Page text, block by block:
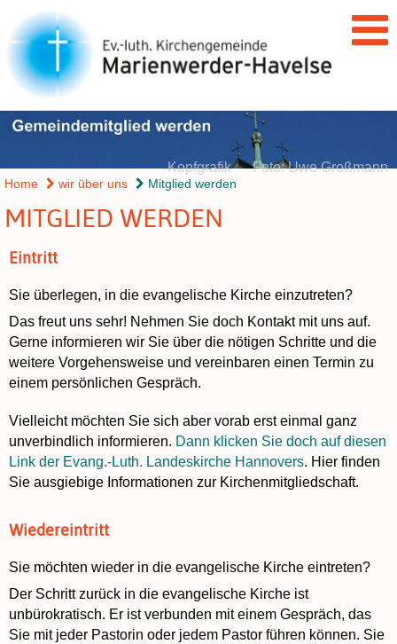
Kopfgrafik Foto: Uwe Großmann
Home wir über uns Mitglied werden
MITGLIED WERDEN
Eintritt
Sie überlegen, in die evangelische Kirche einzutreten?
Das freut uns sehr! Nehmen Sie doch Kontakt mit uns auf.
Gerne informieren wir Sie über die nötigen Schritte und die
weitere Vorgehensweise und vereinbaren einen Termin zu
einem persönlichen Gespräch.
Vielleicht möchten Sie sich aber vorab erst einmal ganz
unverbindlich informieren. Dann klicken Sie doch auf diesen
Link der Evang.-Luth. Landeskirche Hannovers. Hier finden
Sie ausgiebige Informationen zur Kirchenmitgliedschaft.
Wiedereintritt
Sie möchten wieder in die evangelische Kirche eintreten?
Der Schritt zurück in die evangelische Kirche ist
unbürokratisch. Er ist verbunden mit einem Gespräch, das
Sie mit jeder Pastorin oder jedem Pastor führen können. Sie